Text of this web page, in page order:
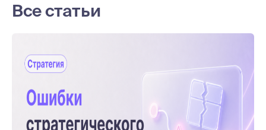
Все статьи